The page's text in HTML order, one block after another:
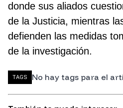
donde sus aliados
de la Justicia, mientras
defienden las medidas
de la investigación.
TAGS No hay tags para el